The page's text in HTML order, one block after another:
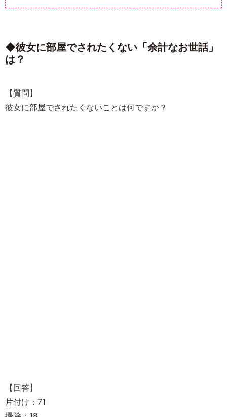
◆彼女に部屋でされたくない「余計なお世話」
は？
【質問】
彼女に部屋でされたくないことは何ですか？
【回答】
片付け：71